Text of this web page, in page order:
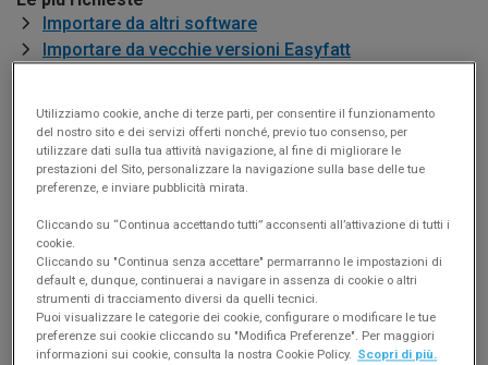
Importare da altri software
Importare da vecchie versioni Easyfatt
Uso su Mac, Linux e mobile
Registratori di cassa
Pagamenti con TS Pay
pagamenti dai clienti (con PayPal, carta di credito/debito
oppure addebito diretto in conto) ed emettere bonifici ai
fornitori direttamente da Easyfatt.
Vai a pagamenti con TS Pay
Contabilità in Cloud
Come attivare e configurare il modulo Contabilità in Cloud
Utilizziamo cookie, anche di terze parti, per consentire il funzionamento
del nostro sito e dei servizi offerti nonché, previo tuo consenso, per
utilizzare dati sulla tua attività navigazione, al fine di migliorare le
prestazioni del Sito, personalizzare la navigazione sulla base delle tue
preferenze, e inviare pubblicità mirata.
Cliccando su “Continua accettando tutti” acconsenti all’attivazione di tutti i
cookie.
Cliccando su "Continua senza accettare" permarranno le impostazioni di
default e, dunque, continuerai a navigare in assenza di cookie o altri
strumenti di tracciamento diversi da quelli tecnici.
Puoi visualizzare le categorie dei cookie, configurare o modificare le tue
preferenze sui cookie cliccando su "Modifica Preferenze". Per maggiori
informazioni sui cookie, consulta la nostra Cookie Policy. Scopri di più.